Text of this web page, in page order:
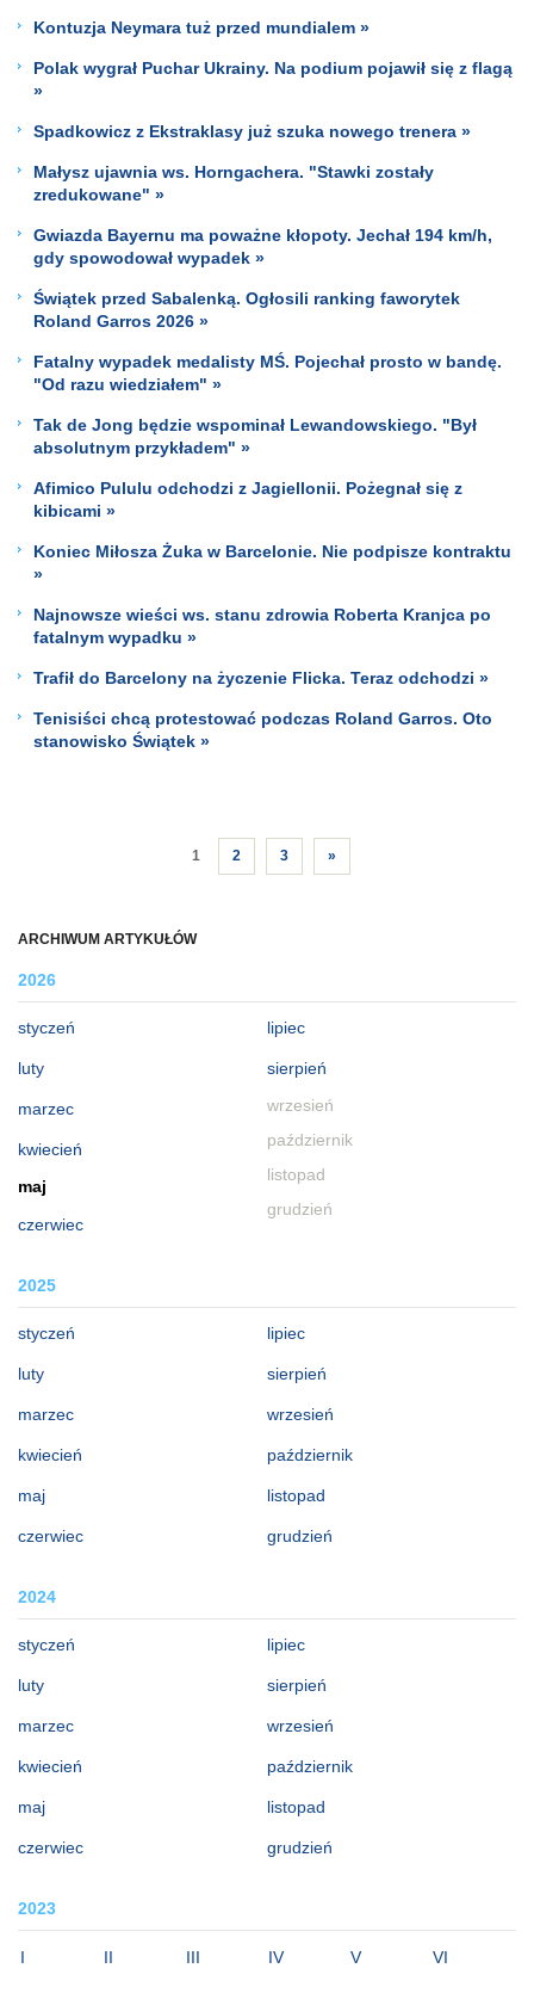
ARCHIWUM ARTYKUŁÓW
2026
styczeń
luty
marzec
kwiecień
maj
czerwiec
lipiec
sierpień
wrzesień
październik
listopad
grudzień
2025
styczeń
luty
marzec
kwiecień
maj
czerwiec
lipiec
sierpień
wrzesień
październik
listopad
grudzień
2024
styczeń
luty
marzec
kwiecień
maj
czerwiec
lipiec
sierpień
wrzesień
październik
listopad
grudzień
2023
I II III IV V VI
Kontuzja Neymara tuż przed mundialem »
Polak wygrał Puchar Ukrainy. Na podium pojawił się z flagą
»
Spadkowicz z Ekstraklasy już szuka nowego trenera »
Małysz ujawnia ws. Horngachera. "Stawki zostały
zredukowane" »
Gwiazda Bayernu ma poważne kłopoty. Jechał 194 km/h,
gdy spowodował wypadek »
Świątek przed Sabalenką. Ogłosili ranking faworytek
Roland Garros 2026 »
Fatalny wypadek medalisty MŚ. Pojechał prosto w bandę.
"Od razu wiedziałem" »
Tak de Jong będzie wspominał Lewandowskiego. "Był
absolutnym przykładem" »
Afimico Pululu odchodzi z Jagiellonii. Pożegnał się z
kibicami »
Koniec Miłosza Żuka w Barcelonie. Nie podpisze kontraktu
»
Najnowsze wieści ws. stanu zdrowia Roberta Kranjca po
fatalnym wypadku »
Trafił do Barcelony na życzenie Flicka. Teraz odchodzi »
Tenisiści chcą protestować podczas Roland Garros. Oto
stanowisko Świątek »
1 2 3 »